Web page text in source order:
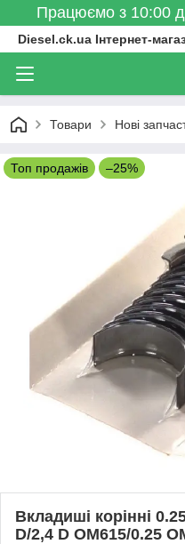
Працюємо з 10:00
Diesel.ck.ua Інтернет-
Товари Нові
Топ продажів –25%
Вкладиші корінні
D/2,4 D OM615/0.25